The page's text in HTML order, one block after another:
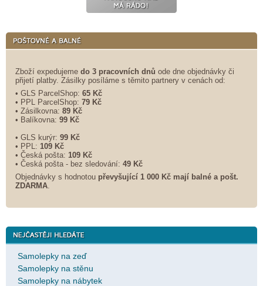
Zboží expedujeme do 3 pracovních dnů ode dne objednávky či
přijetí platby. Zásilky posíláme s těmito partnery v cenách od:
• GLS ParcelShop: 65 Kč
• PPL ParcelShop: 79 Kč
• Zásilkovna: 89 Kč
• Balíkovna: 99 Kč
• GLS kurýr: 99 Kč
• PPL: 109 Kč
• Česká pošta: 109 Kč
• Česká pošta - bez sledování: 49 Kč
Objednávky s hodnotou převyšující 1 000 Kč mají balné a pošt.
ZDARMA
Samolepky na zeď
Samolepky na stěnu
Samolepky na nábytek